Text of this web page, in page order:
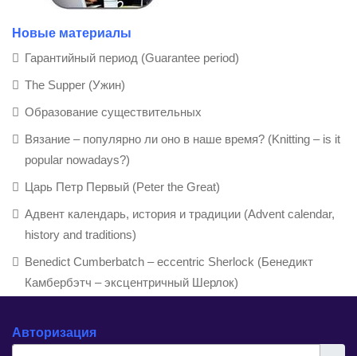
Новые материалы
Гарантийный период (Guarantee period)
The Supper (Ужин)
Образование существительных
Вязание – популярно ли оно в наше время? (Knitting – is it
popular nowadays?)
Царь Петр Первый (Peter the Great)
Адвент календарь, история и традиции (Advent calendar,
history and traditions)
Benedict Cumberbatch – eccentric Sherlock (Бенедикт
Камбербэтч – эксцентричный Шерлок)
Авторизация